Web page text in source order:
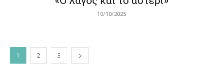
10/10/2025
1 2 3